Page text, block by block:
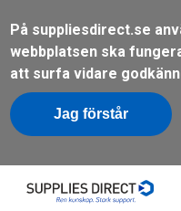
På suppliesdirect.se
webbplatsen ska
att surfa vidare
Jag förstår